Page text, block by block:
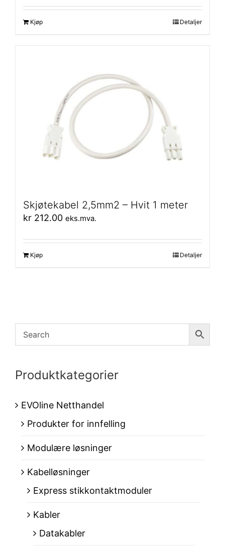
Kjøp Detaljer
Skjøtekabel 2,5mm2 – Hvit 1 meter
kr 212.00 eks.mva.
Kjøp Detaljer
Produktkategorier
EVOline Netthandel
Produkter for innfelling
Modulære løsninger
Kabelløsninger
Express stikkontaktmoduler
Kabler
Datakabler